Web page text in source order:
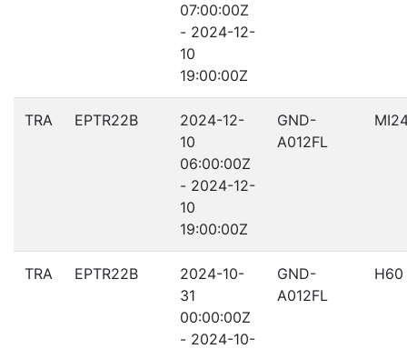
07:00:00Z
- 2024-12-
10
19:00:00Z
TRA EPTR22B
2024-12-
10
06:00:00Z
- 2024-12-
10
19:00:00Z
GND-
A012FL
TRA EPTR22B
2024-10-
31
00:00:00Z
- 2024-10-
GND-
A012FL
H60